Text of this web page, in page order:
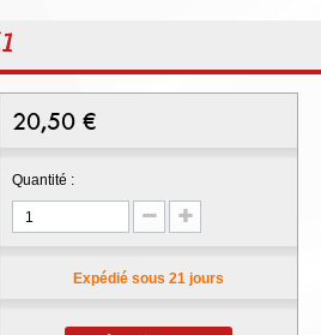
20,50 €
Quantité :
Expédié sous 21 jours